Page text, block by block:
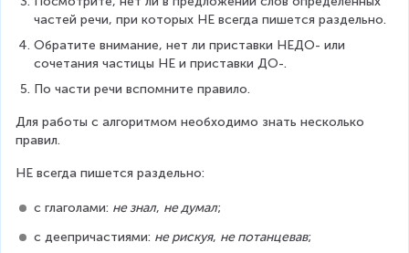
частей речи, при которых НЕ всегда пишется раздельно.
Обратите внимание, нет ли приставки НЕДО- или
сочетания частицы НЕ и приставки ДО-.
По части речи вспомните правило.
Для работы с алгоритмом необходимо знать несколько
правил.
НЕ всегда пишется раздельно:
с глаголами: не знал, не думал;
с деепричастиями: не рискуя, не потанцевав;